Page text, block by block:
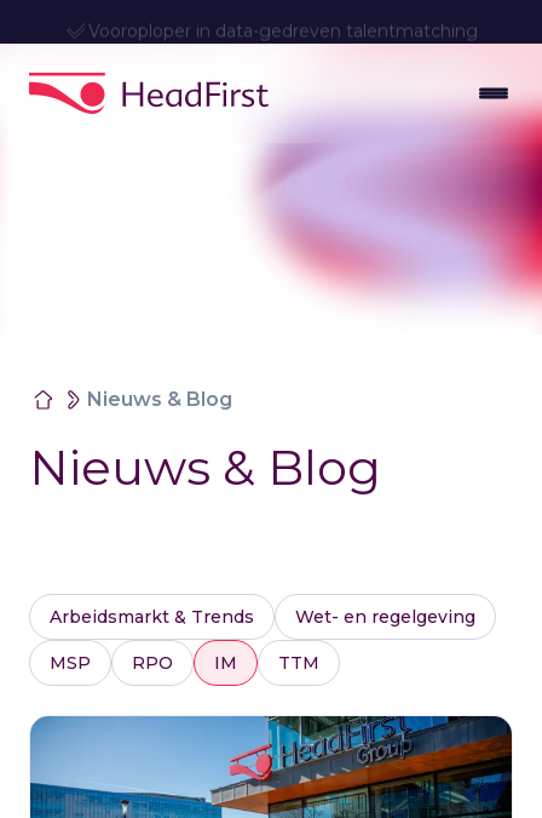
Vooroploper in data-gedreven talentmatching
Nieuws & Blog
Nieuws & Blog
Arbeidsmarkt & Trends Wet- en regelgeving
MSP RPO IM TTM